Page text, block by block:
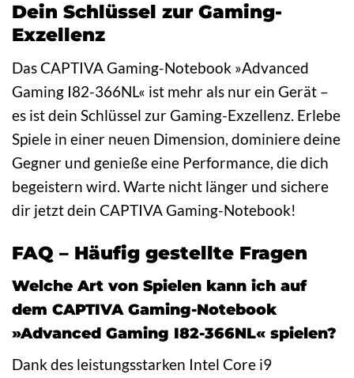
Dein Schlüssel zur Gaming-
Exzellenz
Das CAPTIVA Gaming-Notebook »Advanced
Gaming I82-366NL« ist mehr als nur ein Gerät –
es ist dein Schlüssel zur Gaming-Exzellenz. Erlebe
Spiele in einer neuen Dimension, dominiere deine
Gegner und genieße eine Performance, die dich
begeistern wird. Warte nicht länger und sichere
dir jetzt dein CAPTIVA Gaming-Notebook!
FAQ – Häufig gestellte Fragen
Welche Art von Spielen kann ich auf
dem CAPTIVA Gaming-Notebook
»Advanced Gaming I82-366NL« spielen?
Dank des leistungsstarken Intel Core i9